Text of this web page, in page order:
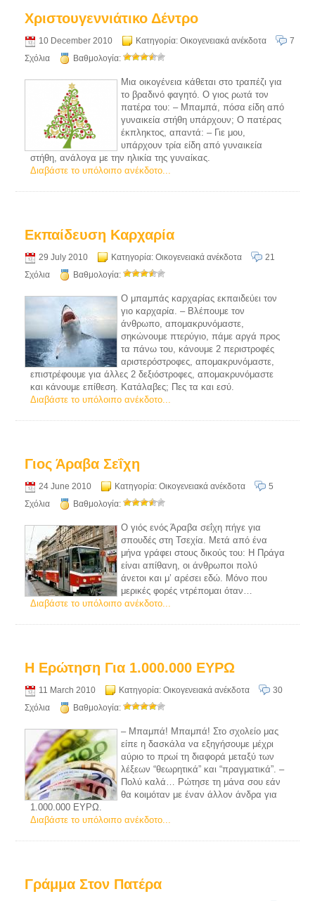
Χριστουγεννιάτικο Δέντρο
10 December 2010 Κατηγορία:Οικογενειακά ανέκδοτα
7
Σχόλια
Βαθμολογία:
Μια οικογένεια κάθεται στο τραπέζι για
το βραδινό φαγητό. Ο γιος ρωτά τον
πατέρα του: – Μπαμπά, πόσα είδη από
γυναικεία στήθη υπάρχουν; Ο πατέρας
έκπληκτος, απαντά: – Γιε μου,
υπάρχουν τρία είδη από γυναικεία
στήθη, ανάλογα με την ηλικία της γυναίκας.
Διαβάστε το υπόλοιπο ανέκδοτο...
Εκπαίδευση Καρχαρία
29 July 2010 Κατηγορία:Οικογενειακά ανέκδοτα
21
Σχόλια
Βαθμολογία:
Ο μπαμπάς καρχαρίας εκπαιδεύει τον
γιο καρχαρία. – Βλέπουμε τον
άνθρωπο, απομακρυνόμαστε,
σηκώνουμε πτερύγιο, πάμε αργά προς
τα πάνω του, κάνουμε 2 περιστροφές
αριστερόστροφες, απομακρυνόμαστε,
επιστρέφουμε για άλλες 2 δεξιόστροφες, απομακρυνόμαστε
και κάνουμε επίθεση. Κατάλαβες; Πες τα και εσύ.
Διαβάστε το υπόλοιπο ανέκδοτο...
Γιος Άραβα Σεΐχη
24 June 2010 Κατηγορία:Οικογενειακά ανέκδοτα
5
Σχόλια
Βαθμολογία:
O γιός ενός Άραβα σεΐχη πήγε για
σπουδές στη Τσεχία. Μετά από ένα
μήνα γράφει στους δικούς του: Η Πράγα
είναι απίθανη, οι άνθρωποι πολύ
άνετοι και μ’ αρέσει εδώ. Μόνο που
μερικές φορές ντρέπομαι όταν…
Διαβάστε το υπόλοιπο ανέκδοτο...
Η Ερώτηση Για 1.000.000 ΕΥΡΩ
11 March 2010 Κατηγορία:Οικογενειακά ανέκδοτα
30
Σχόλια
Βαθμολογία:
– Μπαμπά! Μπαμπά! Στο σχολείο μας
είπε η δασκάλα να εξηγήσουμε μέχρι
αύριο το πρωί τη διαφορά μεταξύ των
λέξεων “θεωρητικά” και “πραγματικά”. –
Πολύ καλά… Ρώτησε τη μάνα σου εάν
θα κοιμόταν με έναν άλλον άνδρα για
1.000.000 ΕΥΡΩ.
Διαβάστε το υπόλοιπο ανέκδοτο...
Γράμμα Στον Πατέρα